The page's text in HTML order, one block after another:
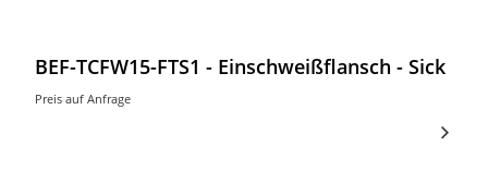
BEF-TCFW15-FTS1 - Einschweißflansch - Sick
Preis auf Anfrage